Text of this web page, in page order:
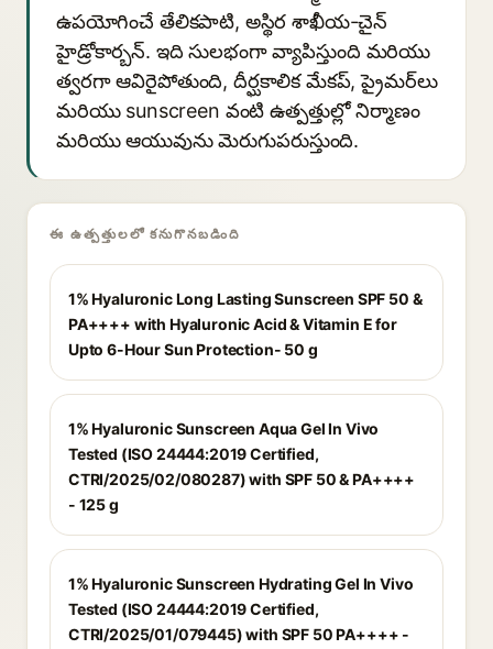
ఉపయోగించే తేలికపాటి, అస్థిర శాఖీయ-చైన్
హైడ్రోకార్బన్. ఇది సులభంగా వ్యాపిస్తుంది మరియు
త్వరగా ఆవిరైపోతుంది, దీర్ఘకాలిక మేకప్, ప్రైమర్‌లు
మరియు sunscreen వంటి ఉత్పత్తుల్లో నిర్మాణం
మరియు ఆయువును మెరుగుపరుస్తుంది.
ఈ ఉత్పత్తులలో కనుగొనబడింది
1% Hyaluronic Long Lasting Sunscreen SPF 50 &
PA++++ with Hyaluronic Acid & Vitamin E for
Upto 6-Hour Sun Protection- 50 g
1% Hyaluronic Sunscreen Aqua Gel In Vivo
Tested (ISO 24444:2019 Certified,
CTRI/2025/02/080287) with SPF 50 & PA++++
- 125 g
1% Hyaluronic Sunscreen Hydrating Gel In Vivo
Tested (ISO 24444:2019 Certified,
CTRI/2025/01/079445) with SPF 50 PA++++ -